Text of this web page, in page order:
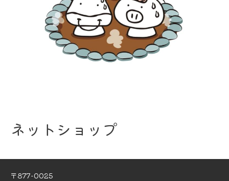
ネットショップ
〒877-0025